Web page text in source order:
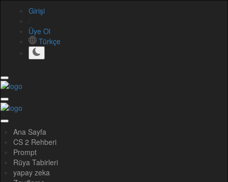
Girişi
Üye Ol
Türkçe
Ana Sayfa
CS 2 Rehberi
Prompt
Rüya Tabirleri
yapay zeka